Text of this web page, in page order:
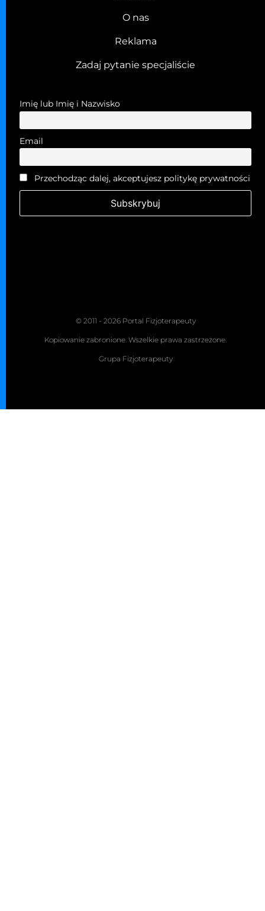
O nas
Reklama
Zadaj pytanie specjaliście
Imię lub Imię i Nazwisko
Email
Przechodząc dalej, akceptujesz politykę prywatności
© 2011 - 2026 Portal Fizjoterapeuty
Kopiowanie zabronione. Wszelkie prawa zastrzeżone.
Grupa Fizjoterapeuty